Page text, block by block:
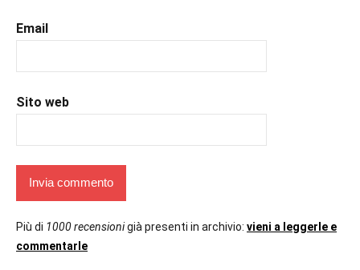
Email
Sito web
Più di 1000 recensionigià presenti in archivio: vieni a leggerle e
commentarle